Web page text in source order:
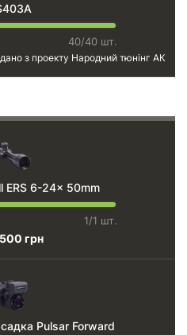
40/40 шт.
з проекту Народний тюнінг АК
ERS 6-24x 50mm
1/1 шт.
грн
Pulsar Forward